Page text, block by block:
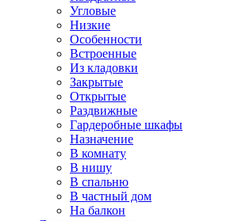
Угловые
Низкие
Особенности
Встроенные
Из кладовки
Закрытые
Открытые
Раздвижные
Гардеробные шкафы
Назначение
В комнату
В нишу
В спальню
В частный дом
На балкон